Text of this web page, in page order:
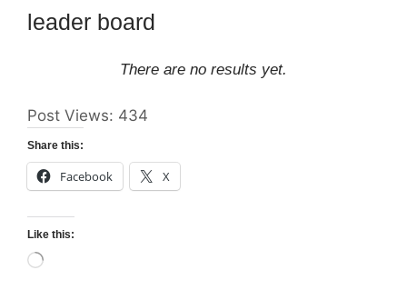
leader board
There are no results yet.
Post Views: 434
Share this:
Facebook X
Like this:
Loading…